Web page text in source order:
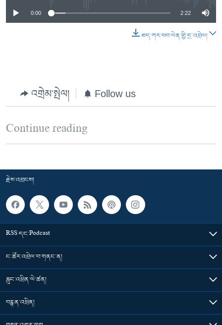
0:00 2:22
ཐད་ཀར་ཕབ་ལེན་གྱི་དྲ་འབྲེལ།
འགྲེམ་སྤེལ། Follow us
Continue reading
རྗེས་འབྲངས།
RSS དང་Podcast
ང་ཚོར་འབྲེལ་བ་གནང་ན།
རླུང་འཕྲིན་ལེ་ཚན།
བརྙན་འཕྲིན།